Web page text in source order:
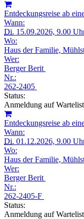
Entdeckungsreise ab
Wann:
Di. 15.09.2026, 9.00
Wo:
Haus der Familie,
Wer:
Berger Berit
Nr.:
262-2405
Status:
Anmeldung auf
Entdeckungsreise ab
Wann:
Di. 01.12.2026, 9.00
Wo:
Haus der Familie,
Wer:
Berger Berit
Nr.:
262-2405-F
Status:
Anmeldung auf